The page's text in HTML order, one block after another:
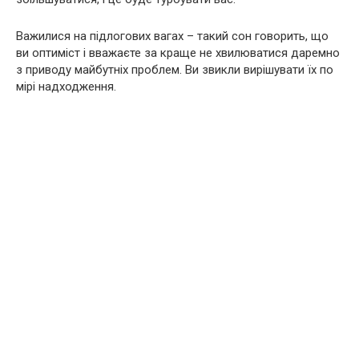
Важилися на підлогових вагах – такий сон говорить, що
ви оптиміст і вважаєте за краще не хвилюватися даремно
з приводу майбутніх проблем. Ви звикли вирішувати їх по
мірі надходження.